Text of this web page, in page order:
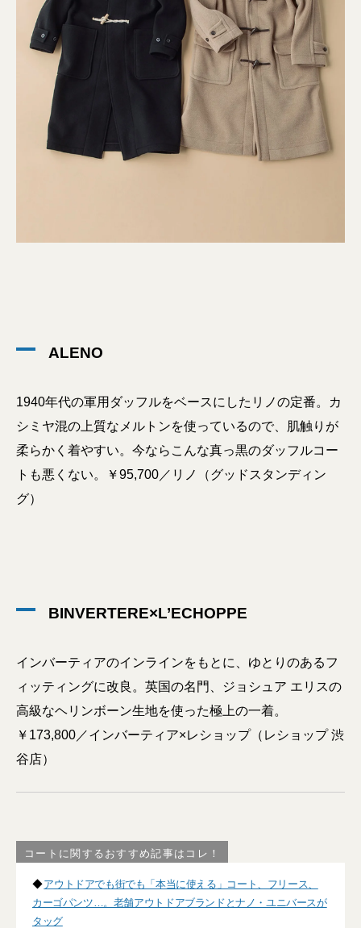
ALENO
1940年代の軍用ダッフルをベースにしたリノの定番。カ
シミヤ混の上質なメルトンを使っているので、肌触りが
柔らかく着やすい。今ならこんな真っ黒のダッフルコー
トも悪くない。￥95,700／リノ（グッドスタンディン
グ）
BINVERTERE×L’ECHOPPE
インバーティアのインラインをもとに、ゆとりのあるフ
ィッティングに改良。英国の名門、ジョシュア エリスの
高級なヘリンボーン生地を使った極上の一着。
￥173,800／インバーティア×レショップ（レショップ 渋
谷店）
コートに関するおすすめ記事はコレ！
◆アウトドアでも街でも「本当に使える」コート、フリース、
カーゴパンツ…。老舗アウトドアブランドとナノ・ユニバースが
タッグ